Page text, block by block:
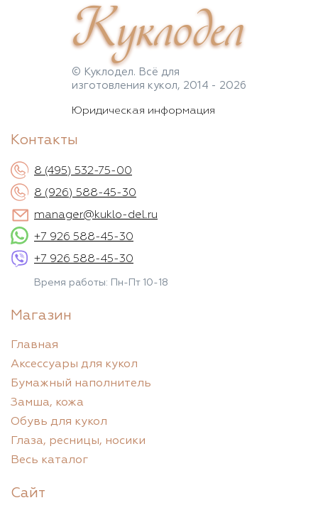
Куклодел
© Куклодел. Всё для
изготовления кукол, 2014 - 2026
Юридическая информация
Контакты
8 (495) 532-75-00
8 (926) 588-45-30
manager@kuklo-del.ru
+7 926 588-45-30
+7 926 588-45-30
Время работы: Пн-Пт 10-18
Магазин
Главная
Аксессуары для кукол
Бумажный наполнитель
Замша, кожа
Обувь для кукол
Глаза, ресницы, носики
Весь каталог
Сайт